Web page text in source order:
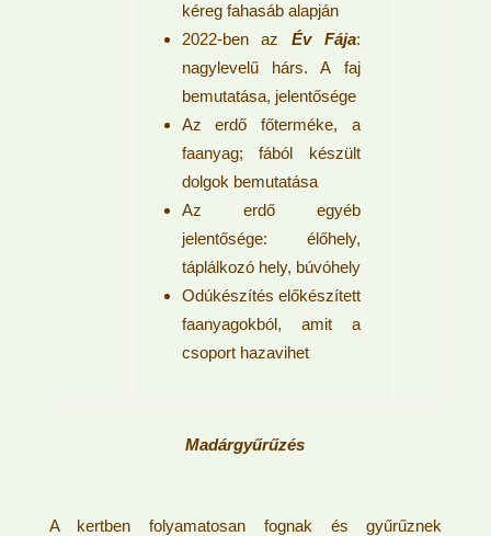
kéreg fahasáb alapján
2022-ben azÉv Fája:
nagylevelű hárs. A faj
bemutatása, jelentősége
Az erdő főterméke, a
faanyag; fából készült
dolgok bemutatása
Az erdő egyéb
jelentősége: élőhely,
táplálkozó hely, búvóhely
Odúkészítés előkészített
faanyagokból, amit a
csoport hazavihet
Madárgyűrűzés
A kertben folyamatosan fognak és gyűrűznek